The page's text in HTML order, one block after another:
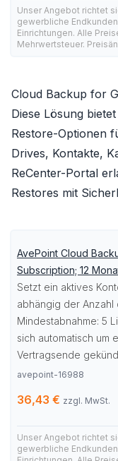
Unser Angebot richtet
gewerbliche
Einrichtungen. Alle
Mehrwertsteuer.
Cloud Backup for
Diese Lösung
Restore-Optionen
Drives, Kontakte,
ReCenter-Portal
Restores mit
AvePoint Cloud
Subscription; 12
Setzt ein aktives
abhängig der Anzahl
Mindestabnahme: 5
sich automatisch um
Vertragsende
avepoint-16988
36,43 € zzgl. MwSt.
Unser Angebot richtet
gewerbliche